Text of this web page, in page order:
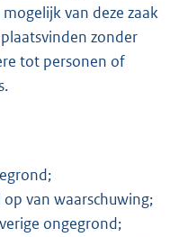
van deze zaak
zonder
tot personen of
van waarschuwing;
ongegrond;